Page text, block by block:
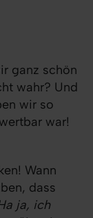
ganz schön
wahr? Und
wir so
war!
Wann
dass
ja, ich